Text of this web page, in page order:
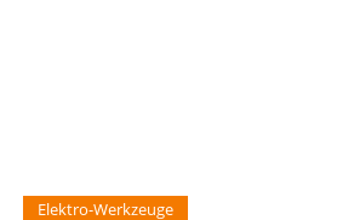
Elektro-Werkzeuge